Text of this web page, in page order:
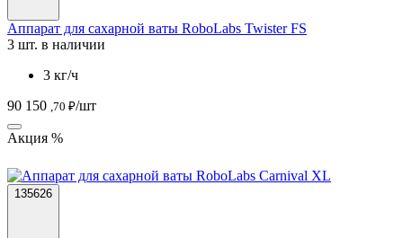
Аппарат для сахарной ваты RoboLabs Twister FS
3 шт. в наличии
3 кг/ч
90 150 ,70 ₽/шт
Акция %
135626